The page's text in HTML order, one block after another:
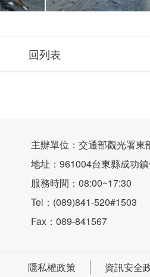
回列表
主辦單位：交通部觀光署東
地址：961004台東縣成功
服務時間：08:00~17:30
Tel：(089)841-520#1503
Fax：089-841567
隱私權政策 資訊安全